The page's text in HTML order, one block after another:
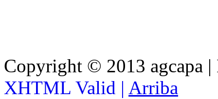
Copyright © 2013 agcapa
XHTML Valid | Arriba